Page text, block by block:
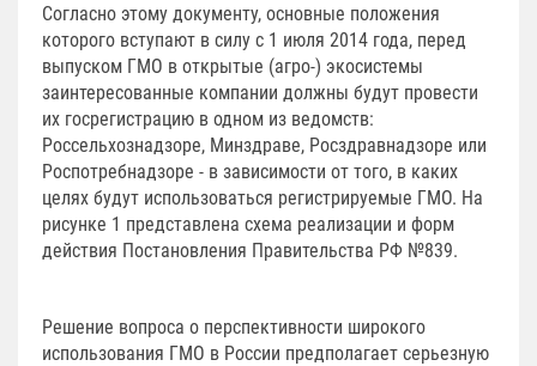
Согласно этому документу, основные положения
которого вступают в силу с 1 июля 2014 года, перед
выпуском ГМО в открытые (агро-) экосистемы
заинтересованные компании должны будут провести
их госрегистрацию в одном из ведомств:
Россельхознадзоре, Минздраве, Росздравнадзоре или
Роспотребнадзоре - в зависимости от того, в каких
целях будут использоваться регистрируемые ГМО. На
рисунке 1 представлена схема реализации и форм
действия Постановления Правительства РФ №839.
Решение вопроса о перспективности широкого
использования ГМО в России предполагает серьезную